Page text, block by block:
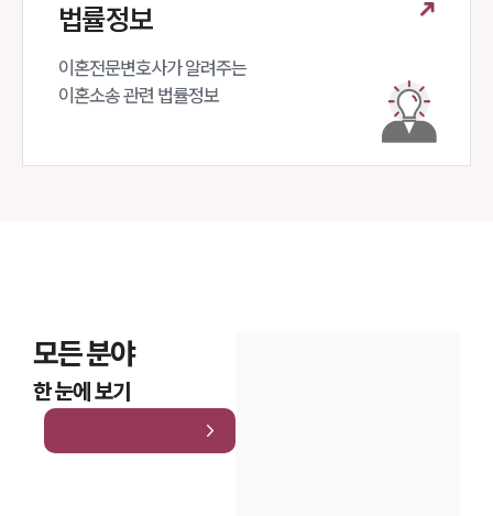
법률정보
이혼전문변호사가 알려주는
이혼소송 관련 법률정보
모든 분야
한 눈에 보기